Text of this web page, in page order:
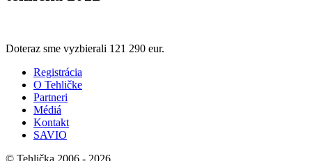
Doteraz sme vyzbierali 121 290 eur.
Registrácia
O Tehličke
Partneri
Médiá
Kontakt
SAVIO
© Tehlička 2006 - 2026